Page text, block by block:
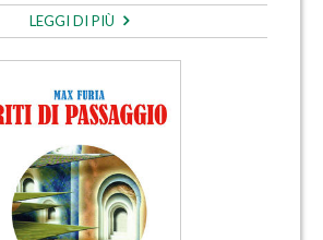
LEGGI DI PIÙ